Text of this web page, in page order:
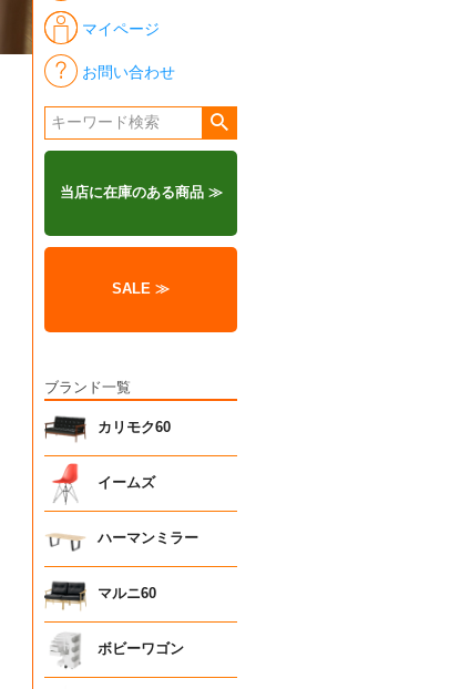
マイページ
お問い合わせ
当店に在庫のある商品 ≫
SALE ≫
ブランド一覧
カリモク60
イームズ
ハーマンミラー
マルニ60
ボビーワゴン